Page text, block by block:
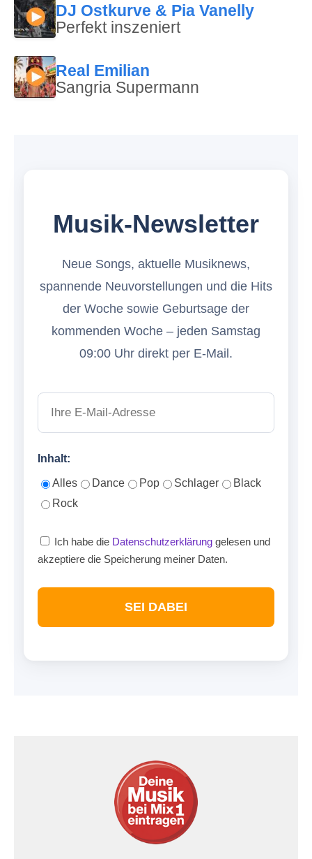
DJ Ostkurve & Pia Vanelly
Perfekt inszeniert
Real Emilian
Sangria Supermann
Musik-Newsletter
Neue Songs, aktuelle Musiknews,
spannende Neuvorstellungen und die Hits
der Woche sowie Geburtsage der
kommenden Woche – jeden Samstag
09:00 Uhr direkt per E-Mail.
Inhalt:
Alles Dance Pop Schlager
Black
Rock
Ich habe die Datenschutzerklärung gelesen und
akzeptiere die Speicherung meiner Daten.
SEI DABEI